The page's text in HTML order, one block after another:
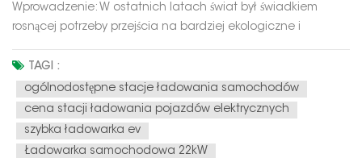
Wprowadzenie: W ostatnich latach świat był świadkiem
rosnącej potrzeby przejścia na bardziej ekologiczne i
aspektów tej transformacji jest przyjęcie pojazdów
elektrycznych (EV) w celu zastąpienia tradycyjnych
pojazdów napędzanych paliwami kopalnymi. J...
TAGI :
ogólnodostępne stacje ładowania samochodów
cena stacji ładowania pojazdów elektrycznych
szybka ładowarka ev
Ładowarka samochodowa 22kW